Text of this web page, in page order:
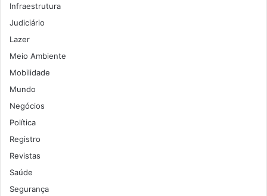
Infraestrutura
Judiciário
Lazer
Meio Ambiente
Mobilidade
Mundo
Negócios
Política
Registro
Revistas
Saúde
Segurança